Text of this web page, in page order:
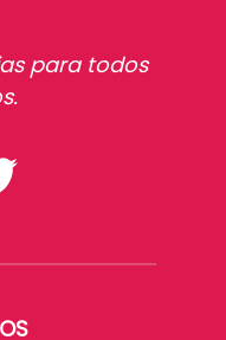
para todos